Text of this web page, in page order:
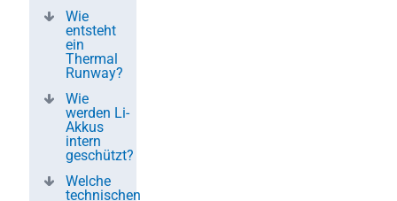
Wie
entsteht
ein
Thermal
Runway?
Wie
werden Li-
Akkus
intern
geschützt?
Welche
technischen